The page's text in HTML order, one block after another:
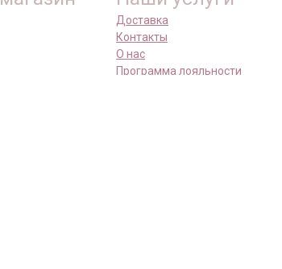
Доставка
Контакты
О нас
Программа лояльности